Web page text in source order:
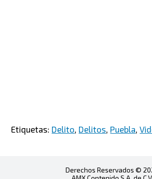
Etiquetas: Delito Delitos Puebla ,
Derechos Reservados ©